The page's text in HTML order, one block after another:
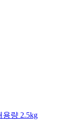
량 2.5kg